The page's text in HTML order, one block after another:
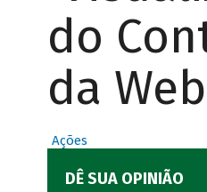
do
da Web
Ações
DÊ SUA OPINIÃO